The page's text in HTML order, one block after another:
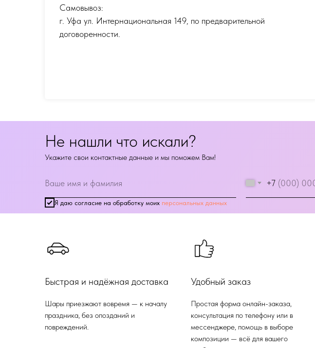
Самовывоз:
г. Уфа ул. Интернациональная 149, по предварительной
договоренности.
+7
Я даю согласие на обработку моих персональных данных
Не нашли что искали?
Укажите свои контактные данные и мы поможем Вам!
Быстрая и надёжная доставка
Шары приезжают вовремя — к началу
праздника, без опозданий и
повреждений.
Удобный заказ
Простая форма онлайн-заказа,
консультация по телефону или в
мессенджере, помощь в выборе
композиции — всё для вашего